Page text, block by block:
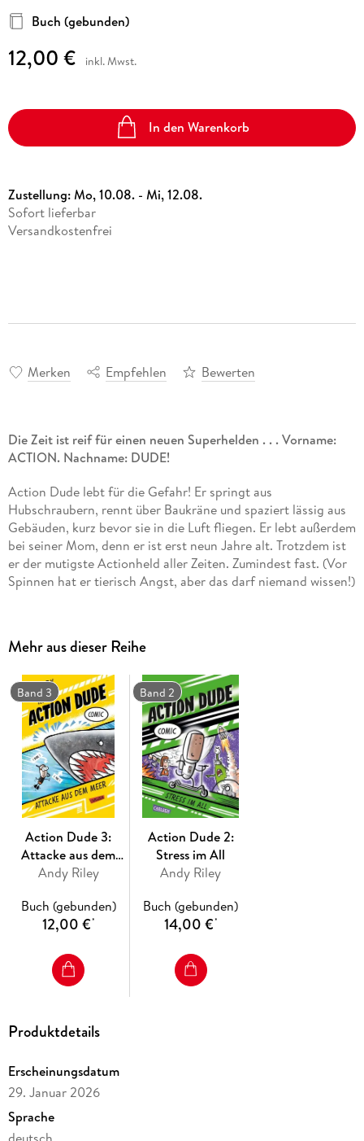
Buch (gebunden)
12,00 € inkl. Mwst.
In den Warenkorb
Zustellung:Mo, 10.08. - Mi, 12.08.
Sofort lieferbar
Versandkostenfrei
Merken Empfehlen Bewerten
Die Zeit ist reif für einen neuen Superhelden . . . Vorname:
ACTION. Nachname: DUDE!
Action Dude lebt für die Gefahr! Er springt aus
Hubschraubern, rennt über Baukräne und spaziert lässig aus
Gebäuden, kurz bevor sie in die Luft fliegen. Er lebt außerdem
bei seiner Mom, denn er ist erst neun Jahre alt. Trotzdem ist
er der mutigste Actionheld aller Zeiten. Zumindest fast. (Vor
Spinnen hat er tierisch Angst, aber das darf niemand wissen!)
zu stürzen?
Ein Comic randvoll mit Explosionen, Freundschaft, Spaß und
noch mehr Explosionen!
Für Fans vonDOGMANundKNALLHARTE TAUBEN
Mehr aus dieser Reihe
Band 3
Action Dude 3:
Attacke aus dem
Meer
Andy Riley
Buch (gebunden)
12,00 €*
Band 2
Action Dude 2:
Stress im All
Andy Riley
Buch (gebunden)
14,00 €*
Produktdetails
Erscheinungsdatum
29. Januar 2026
Sprache